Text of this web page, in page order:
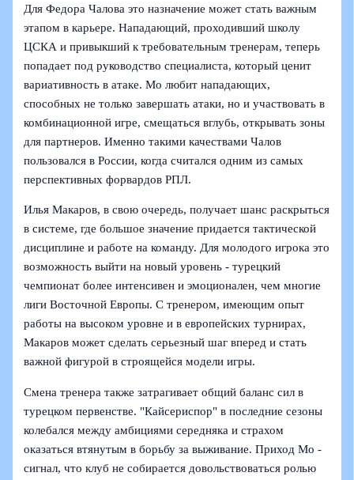
Для Федора Чалова это назначение может стать важным
этапом в карьере. Нападающий, проходивший школу
ЦСКА и привыкший к требовательным тренерам, теперь
попадает под руководство специалиста, который ценит
вариативность в атаке. Мо любит нападающих,
способных не только завершать атаки, но и участвовать в
комбинационной игре, смещаться вглубь, открывать зоны
для партнеров. Именно такими качествами Чалов
пользовался в России, когда считался одним из самых
перспективных форвардов РПЛ.
Илья Макаров, в свою очередь, получает шанс раскрыться
в системе, где большое значение придается тактической
дисциплине и работе на команду. Для молодого игрока это
возможность выйти на новый уровень - турецкий
чемпионат более интенсивен и эмоционален, чем многие
лиги Восточной Европы. С тренером, имеющим опыт
работы на высоком уровне и в европейских турнирах,
Макаров может сделать серьезный шаг вперед и стать
важной фигурой в строящейся модели игры.
Смена тренера также затрагивает общий баланс сил в
турецком первенстве. "Кайсериспор" в последние сезоны
колебался между амбициями середняка и страхом
оказаться втянутым в борьбу за выживание. Приход Мо -
сигнал, что клуб не собирается довольствоваться ролью